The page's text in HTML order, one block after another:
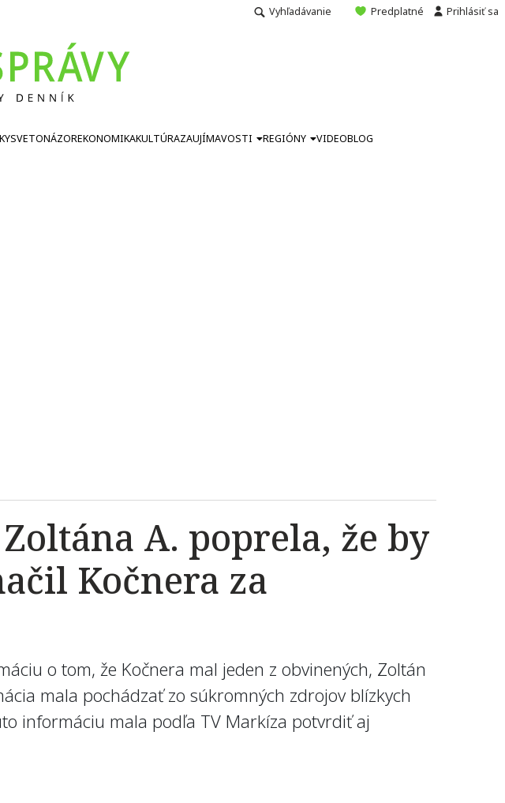
Vyhľadávanie Predplatné Prihlásiť sa
SVETONÁZOREKONOMIKAKULTÚRAZAUJÍMAVOSTI REGIÓNY VIDEOBLOG
A. poprela, že by
Kočnera za
o tom, že Kočnera mal jeden z obvinených, Zoltán
mala pochádzať zo súkromných zdrojov blízkych
informáciu mala podľa TV Markíza potvrdiť aj